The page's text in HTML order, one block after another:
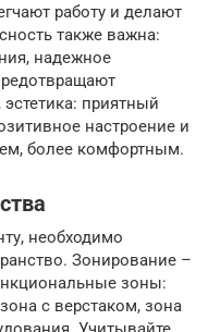
работу и делают
также важна:
надежное
приятный
настроение и
более комфортным.
необходимо
Зонирование –
зоны:
с верстаком, зона